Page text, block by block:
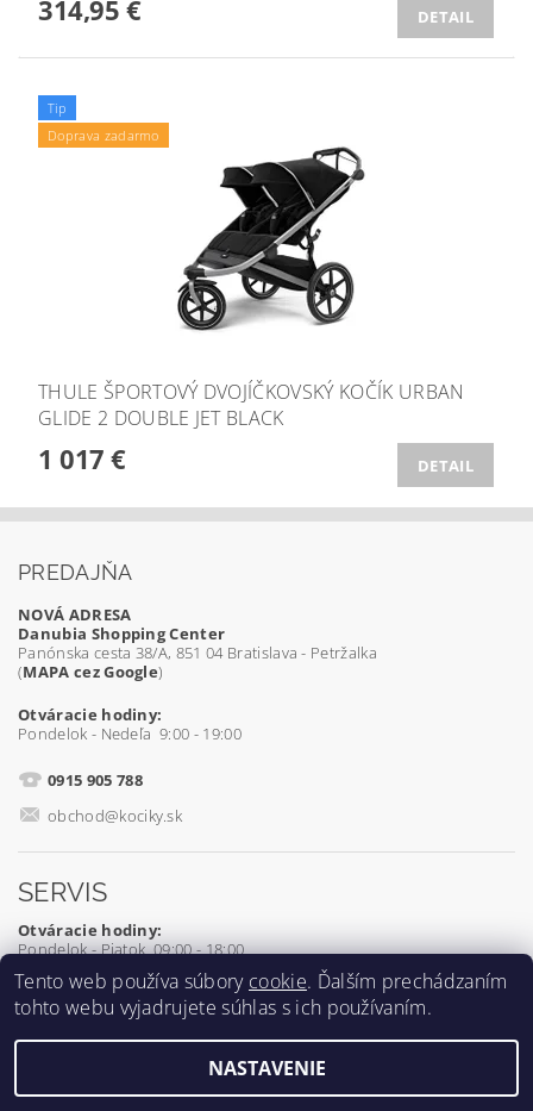
314,95 € DETAIL
Tip
Doprava zadarmo
THULE ŠPORTOVÝ DVOJÍČKOVSKÝ KOČÍK URBAN
GLIDE 2 DOUBLE JET BLACK
1 017 € DETAIL
PREDAJŇA
NOVÁ ADRESA
Danubia Shopping Center
Panónska cesta 38/A, 851 04 Bratislava - Petržalka
(MAPA cez Google)
Otváracie hodiny:
Pondelok - Nedeľa 9:00 - 19:00
0915 905 788
obchod@kociky.sk
SERVIS
Otváracie hodiny:
Pondelok - Piatok 09:00 - 18:00
0905 539 927
2026 ©Kociky.sk, všetky práva vyhradené
Tento web používa súbory cookie. Ďalším prechádzaním
tohto webu vyjadrujete súhlas s ich používaním.
NASTAVENIE